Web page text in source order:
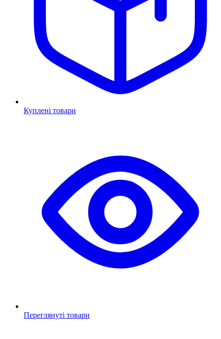
Куплені товари
Переглянуті товари